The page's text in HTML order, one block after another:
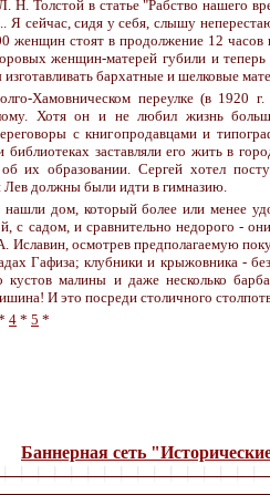
Н. Толстой в статье "Рабство нашего
Я сейчас, сидя у себя, слышу
женщин стоят в продолжение 12
женщин-матерей губили и
бархатные и шелковые
Хамовническом переулке (в 1920
Хотя он и не любил жизнь
с книгопродавцами и
заставляли его жить в
их образовании. Сергей хотел
Лев должны были идти в гимназию.
дом, который более или менее
с садом, и сравнительно недорого -
осмотрев предполагаемую
Гафиза; клубники и крыжовника -
малины и даже несколько
И это посреди столичного
4 * 5 *
Баннерная сеть